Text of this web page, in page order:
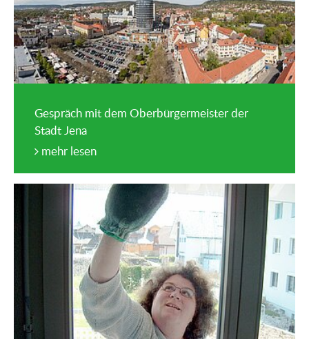
Gespräch mit dem Oberbürgermeister der
Stadt Jena
mehr lesen